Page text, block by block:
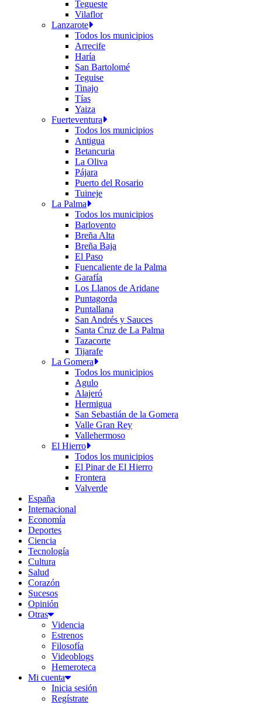
Tegueste
Vilaflor
Lanzarote
Todos los municipios
Arrecife
Haría
San Bartolomé
Teguise
Tinajo
Tías
Yaiza
Fuerteventura
Todos los municipios
Antigua
Betancuria
La Oliva
Pájara
Puerto del Rosario
Tuineje
La Palma
Todos los municipios
Barlovento
Breña Alta
Breña Baja
El Paso
Fuencaliente de la Palma
Garafía
Los Llanos de Aridane
Puntagorda
Puntallana
San Andrés y Sauces
Santa Cruz de La Palma
Tazacorte
Tijarafe
La Gomera
Todos los municipios
Agulo
Alajeró
Hermigua
San Sebastián de la Gomera
Valle Gran Rey
Vallehermoso
El Hierro
Todos los municipios
El Pinar de El Hierro
Frontera
Valverde
España
Internacional
Economía
Deportes
Ciencia
Tecnología
Cultura
Salud
Corazón
Sucesos
Opinión
Otras
Videncia
Estrenos
Filosofía
Videoblogs
Hemeroteca
Mi cuenta
Inicia sesión
Regístrate